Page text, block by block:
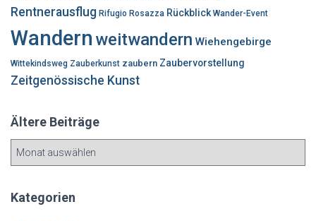
Rentnerausflug Rifugio Rosazza Rückblick Wander-Event
Wandern weitwandern Wiehengebirge
Wittekindsweg Zauberkunst zaubern Zaubervorstellung
Zeitgenössische Kunst
Ältere Beiträge
e
Kategorien